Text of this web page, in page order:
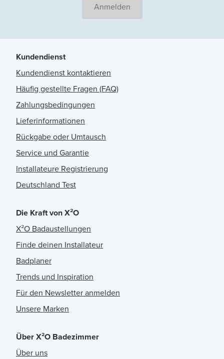
Anmelden
Kundendienst
Kundendienst kontaktieren
Häufig gestellte Fragen (FAQ)
Zahlungsbedingungen
Lieferinformationen
Rückgabe oder Umtausch
Service und Garantie
Installateure Registrierung
Deutschland Test
Die Kraft von X²O
X²O Badaustellungen
Finde deinen Installateur
Badplaner
Trends und Inspiration
Für den Newsletter anmelden
Unsere Marken
Über X²O Badezimmer
Über uns